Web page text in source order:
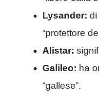
Lysander: di
“protettore
Alistar:
Galileo: ha
“gallese”.